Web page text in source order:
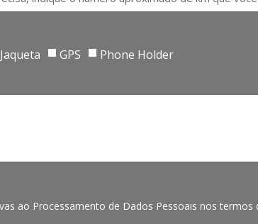
Jaqueta GPS
Phone Holder
ao Processamento de Dados Pessoais nos